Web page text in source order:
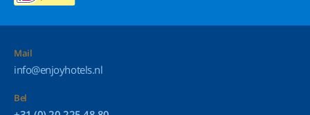
Mail
info@enjoyhotels.nl
Bel